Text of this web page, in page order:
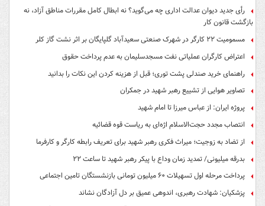
رأی جدید دیوان عدالت اداری چه می‌گوید؟ نه ابطال کامل مقررات مناطق آزاد، نه
بازگشت قانون کار
مسمومیت ۲۲ کارگر در شهرک صنعتی سعیدآباد گلپایگان بر اثر نشت گاز کلر
اعتراض کارگران عملیاتی نفت مسجدسلیمان به عدم پرداخت حقوق
راهنمای خرید صندلی پشت توری؛ قبل از هزینه کردن این نکات را بدانید
تصاویر هوایی از تشییع رهبر شهید در جمکران
پروژه ایران: از عباس میرزا تا امام شهید
انتصاب مجدد حجت‌الاسلام اژه‌ای به ریاست قوه‌ قضائیه
از تضاد به زوجیت؛ میراث فکری رهبر شهید برای تعریف رابطه کارگر و کارفرما
بدرقه میلیونی/ تمدید زمان وداع با پیکر رهبر شهید تا ساعت ۲۲
پرداخت مرحله اول تسهیلات ۶۰ میلیون تومانی بازنشستگان تامین اجتماعی
پزشکیان: شهادت رهبری، اندوهی عمیق بر دل آزادگان نشاند